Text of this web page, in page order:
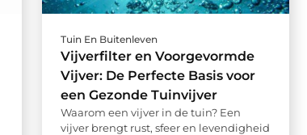
Tuin En Buitenleven
Vijverfilter en Voorgevormde
Vijver: De Perfecte Basis voor
een Gezonde Tuinvijver
Waarom een vijver in de tuin? Een
vijver brengt rust, sfeer en levendigheid